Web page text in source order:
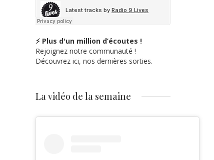
⚡ Plus d'un million d’écoutes !
Rejoignez notre communauté !
Découvrez ici, nos dernières sorties.
La vidéo de la semaine